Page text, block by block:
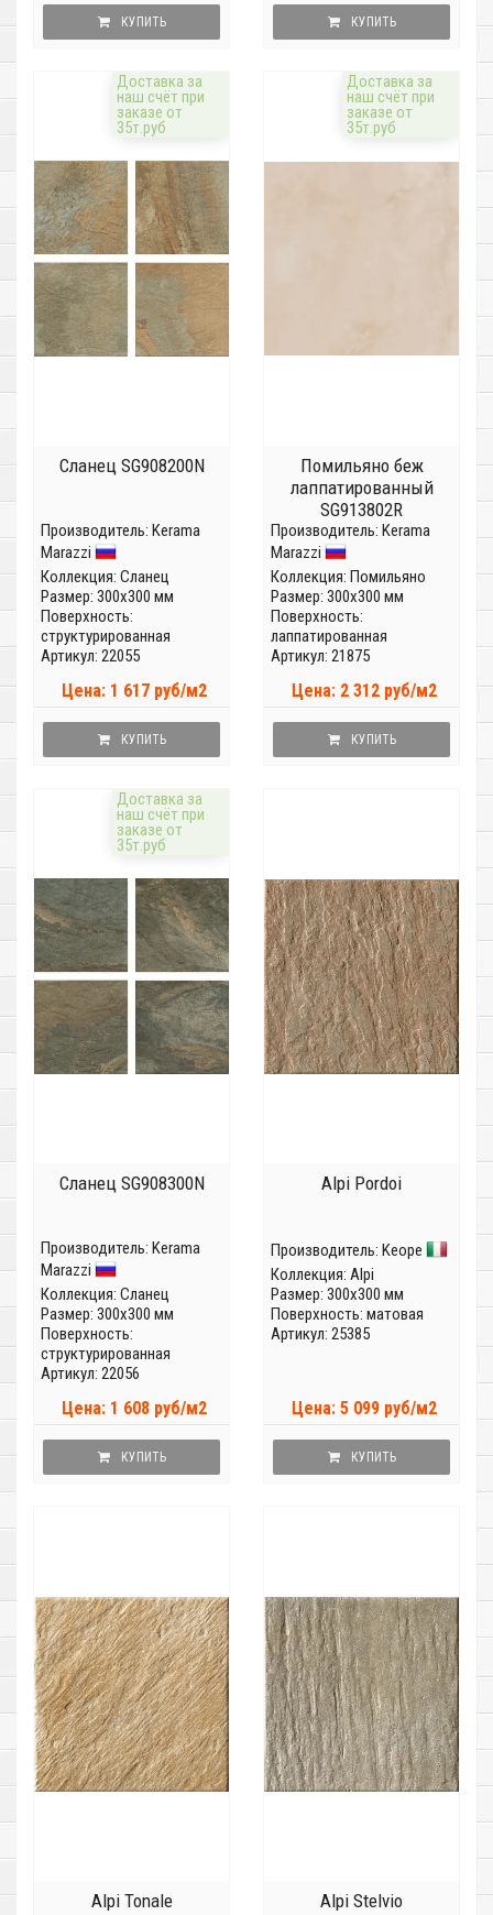
КУПИТЬ КУПИТЬ
Доставка за
наш счёт при
заказе от
35т.руб
Сланец SG908200N
Производитель: Kerama
Marazzi
Коллекция: Сланец
Размер: 300x300 мм
Поверхность:
структурированная
Артикул: 22055
Цена: 1 617 руб/м2
КУПИТЬ
Доставка за
наш счёт при
заказе от
35т.руб
Помильяно беж
лаппатированный
SG913802R
Производитель: Kerama
Marazzi
Коллекция: Помильяно
Размер: 300x300 мм
Поверхность:
лаппатированная
Артикул: 21875
Цена: 2 312 руб/м2
КУПИТЬ
Доставка за
наш счёт при
заказе от
35т.руб
Сланец SG908300N
Производитель: Kerama
Marazzi
Коллекция: Сланец
Размер: 300x300 мм
Поверхность:
структурированная
Артикул: 22056
Цена: 1 608 руб/м2
КУПИТЬ
Alpi Pordoi
Производитель: Keope
Коллекция: Alpi
Размер: 300x300 мм
Поверхность: матовая
Артикул: 25385
Цена: 5 099 руб/м2
КУПИТЬ
Alpi Tonale Alpi Stelvio